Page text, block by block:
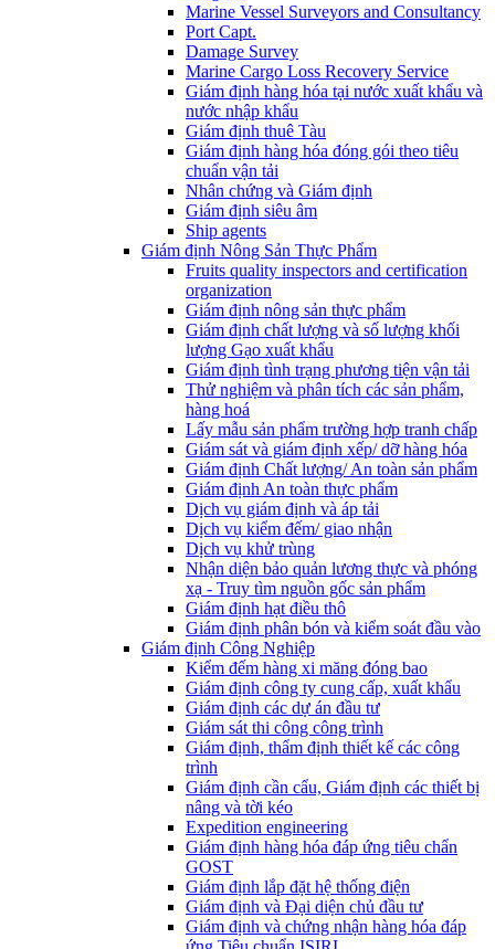
Marine Vessel Surveyors and Consultancy
Port Capt.
Damage Survey
Marine Cargo Loss Recovery Service
Giám định hàng hóa tại nước xuất khẩu và
nước nhập khẩu
Giám định thuê Tàu
Giám định hàng hóa đóng gói theo tiêu
chuẩn vận tải
Nhân chứng và Giám định
Giám định siêu âm
Ship agents
Giám định Nông Sản Thực Phẩm
Fruits quality inspectors and certification
organization
Giám định nông sản thực phẩm
Giám định chất lượng và số lượng khối
lượng Gạo xuất khẩu
Giám định tình trạng phương tiện vận tải
Thử nghiệm và phân tích các sản phẩm,
hàng hoá
Lấy mẫu sản phẩm trường hợp tranh chấp
Giám sát và giám định xếp/ dỡ hàng hóa
Giám định Chất lượng/ An toàn sản phẩm
Giám định An toàn thực phẩm
Dịch vụ giám định và áp tải
Dịch vụ kiểm đếm/ giao nhận
Dịch vụ khử trùng
Nhận diện bảo quản lương thực và phóng
xạ - Truy tìm nguồn gốc sản phẩm
Giám định hạt điều thô
Giám định phân bón và kiểm soát đầu vào
Giám định Công Nghiệp
Kiểm đếm hàng xi măng đóng bao
Giám định công ty cung cấp, xuất khẩu
Giám định các dự án đầu tư
Giám sát thi công công trình
Giám định, thẩm định thiết kế các công
trình
Giám định cần cẩu, Giám định các thiết bị
nâng và tời kéo
Expedition engineering
Giám định hàng hóa đáp ứng tiêu chẩn
GOST
Giám định lắp đặt hệ thống điện
Giám định và Đại diện chủ đầu tư
Giám định và chứng nhận hàng hóa đáp